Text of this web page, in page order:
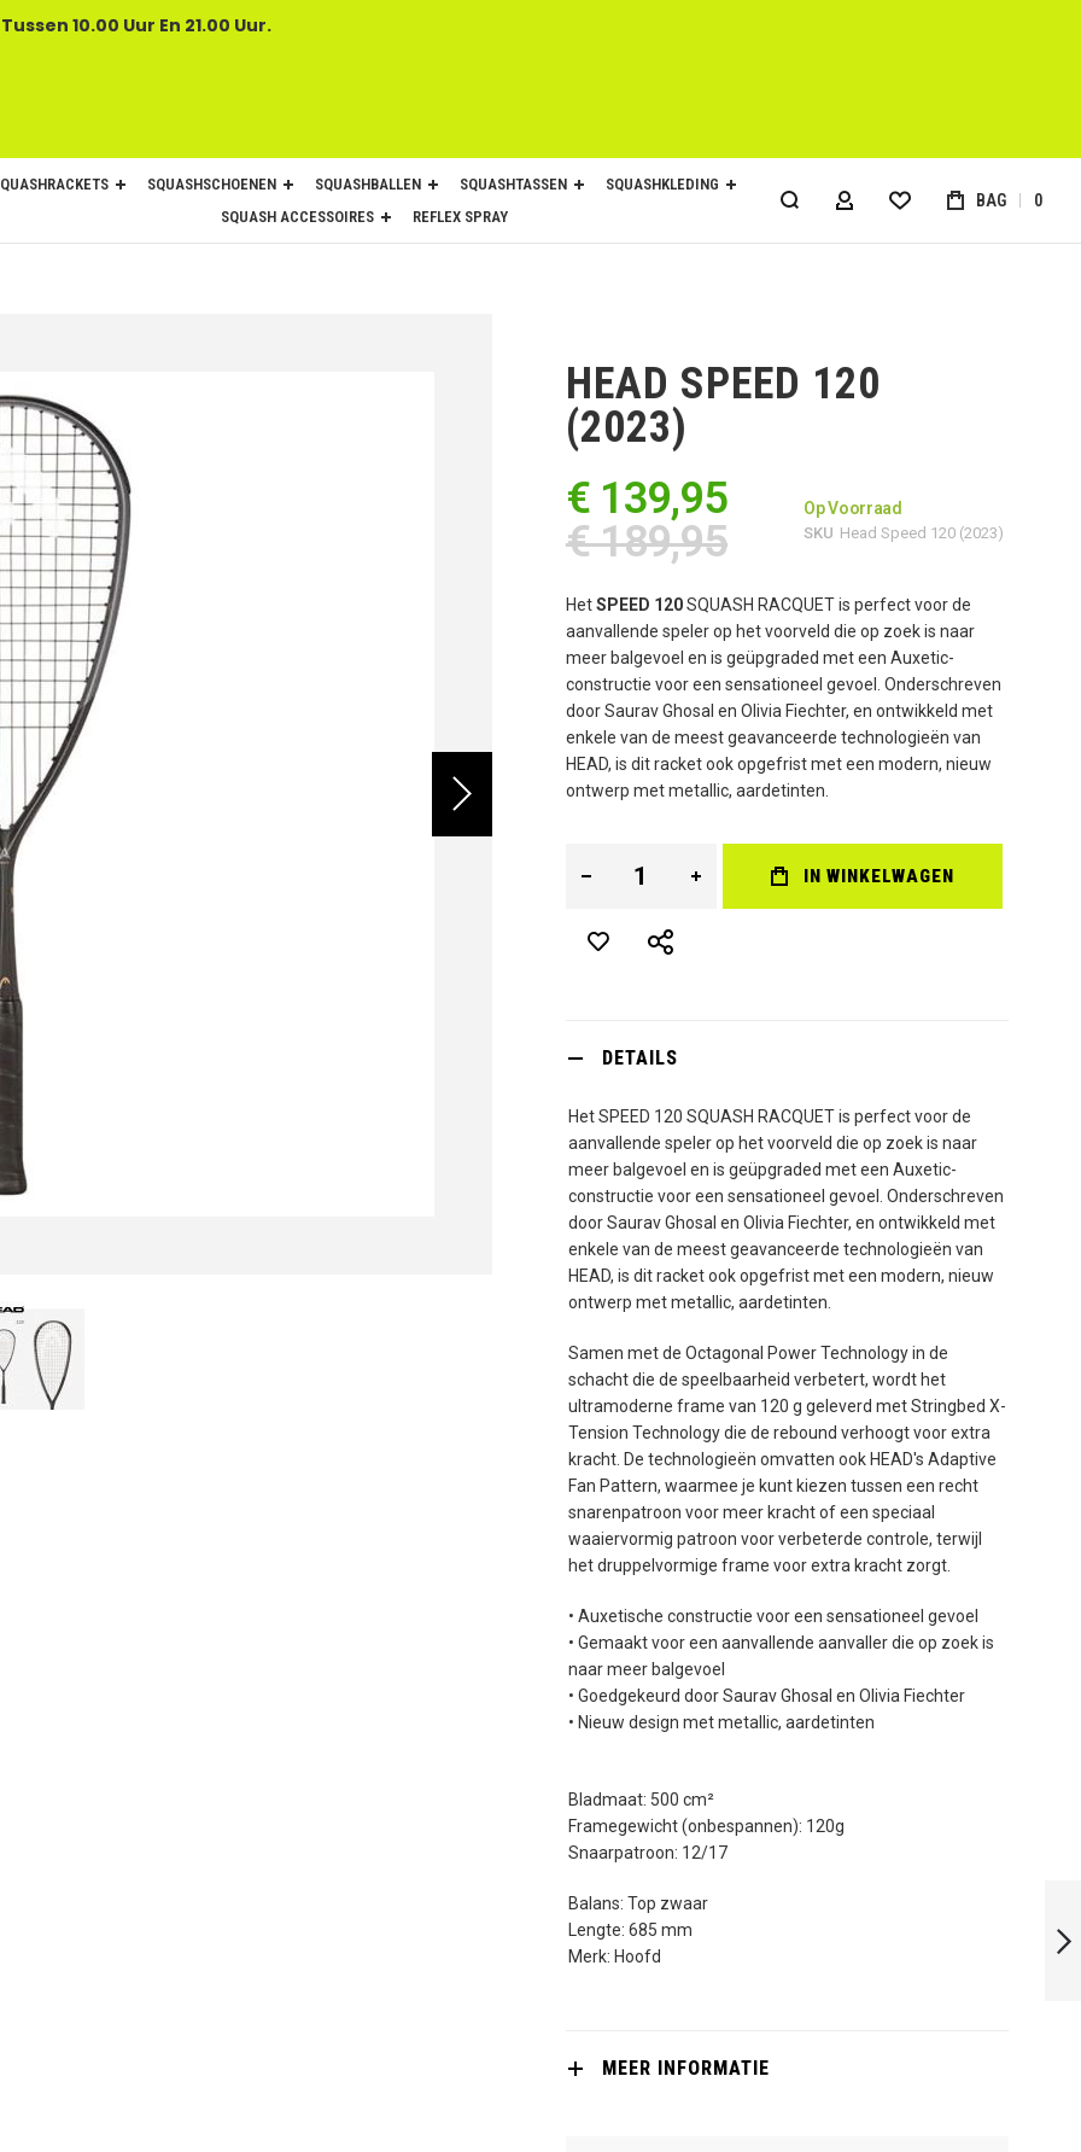
10.00 Uur En 21.00 Uur.
SQUASHSCHOENEN SQUASHBALLEN SQUASHTASSEN
SQUASHKLEDING
SQUASH ACCESSOIRES
REFLEX SPRAY ACCOUNT BAG 0
HEAD SPEED 120
(2023)
€ 139,95
€ 189,95
Op Voorraad
SKU Head Speed 120 (2023)
HetSPEED 120SQUASH RACQUET is perfect voor de
aanvallende speler op het voorveld die op zoek is naar
meer balgevoel en is geüpgraded met een Auxetic-
constructie voor een sensationeel gevoel. Onderschreven
door Saurav Ghosal en Olivia Fiechter, en ontwikkeld met
enkele van de meest geavanceerde technologieën van
HEAD, is dit racket ook opgefrist met een modern, nieuw
ontwerp met metallic, aardetinten.
IN WINKELWAGEN
DETAILS
Het SPEED 120 SQUASH RACQUET is perfect voor de
aanvallende speler op het voorveld die op zoek is naar
meer balgevoel en is geüpgraded met een Auxetic-
constructie voor een sensationeel gevoel. Onderschreven
door Saurav Ghosal en Olivia Fiechter, en ontwikkeld met
enkele van de meest geavanceerde technologieën van
HEAD, is dit racket ook opgefrist met een modern, nieuw
ontwerp met metallic, aardetinten.
Samen met de Octagonal Power Technology in de
schacht die de speelbaarheid verbetert, wordt het
ultramoderne frame van 120 g geleverd met Stringbed X-
Tension Technology die de rebound verhoogt voor extra
kracht. De technologieën omvatten ook HEAD's Adaptive
Fan Pattern, waarmee je kunt kiezen tussen een recht
snarenpatroon voor meer kracht of een speciaal
waaiervormig patroon voor verbeterde controle, terwijl
het druppelvormige frame voor extra kracht zorgt.
• Auxetische constructie voor een sensationeel gevoel
• Gemaakt voor een aanvallende aanvaller die op zoek is
naar meer balgevoel
• Goedgekeurd door Saurav Ghosal en Olivia Fiechter
• Nieuw design met metallic, aardetinten
Bladmaat: 500 cm²
Framegewicht (onbespannen): 120g
Snaarpatroon: 12/17
Balans: Top zwaar
Lengte: 685 mm
Merk: Hoofd
MEER INFORMATIE